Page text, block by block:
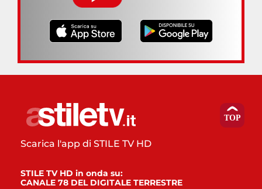
Scarica l'app di STILE TV HD
STILE TV HD in onda su:
CANALE 78 DEL DIGITALE TERRESTRE